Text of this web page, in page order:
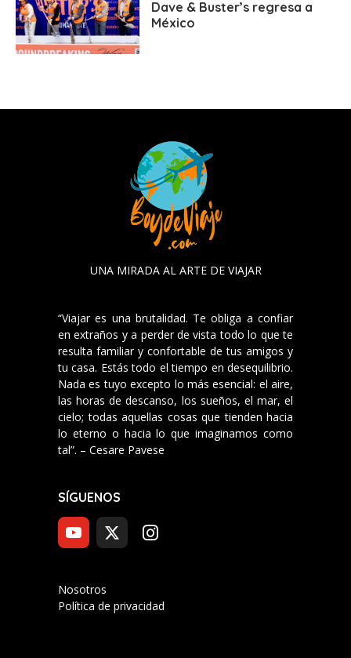
Dave & Buster’s regresa a
México
UNA MIRADA AL ARTE DE VIAJAR
“Viajar es una brutalidad. Te obliga a confiar
en extraños y a perder de vista todo lo que te
resulta familiar y confortable de tus amigos y
tu casa. Estás todo el tiempo en desequilibrio.
Nada es tuyo excepto lo más esencial: el aire,
las horas de descanso, los sueños, el mar, el
cielo; todas aquellas cosas que tienden hacia
lo eterno o hacia lo que imaginamos como
tal”. – Cesare Pavese
SÍGUENOS
Nosotros
Política de privacidad